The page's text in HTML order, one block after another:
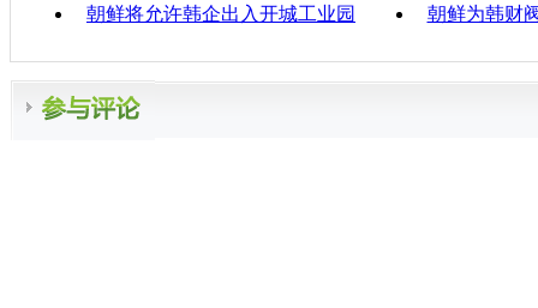
朝鲜将允许韩企出入开城工业园
朝鲜为韩财